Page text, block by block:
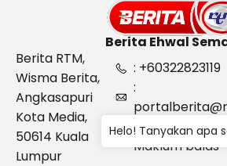
Berita Ehwal
Berita RTM,
Wisma Berita,
Angkasapuri
Kota Media,
50614 Kuala
Lumpur
: +60322823119
:
: Aduan &
Maklum balas
Helo! Tanyakan apa